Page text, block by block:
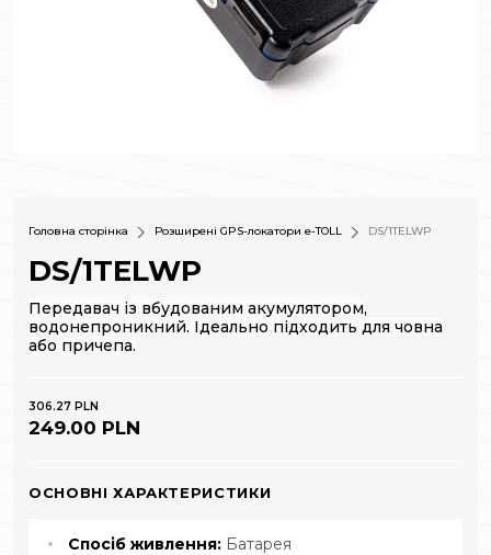
Головна сторінка Розширені GPS-локатори e-TOLL DS/1TELWP
DS/1TELWP
Передавач із вбудованим акумулятором,
водонепроникний. Ідеально підходить для човна
або причепа.
306.27 PLN
249.00 PLN
ОСНОВНІ ХАРАКТЕРИСТИКИ
Спосіб живлення: Батарея